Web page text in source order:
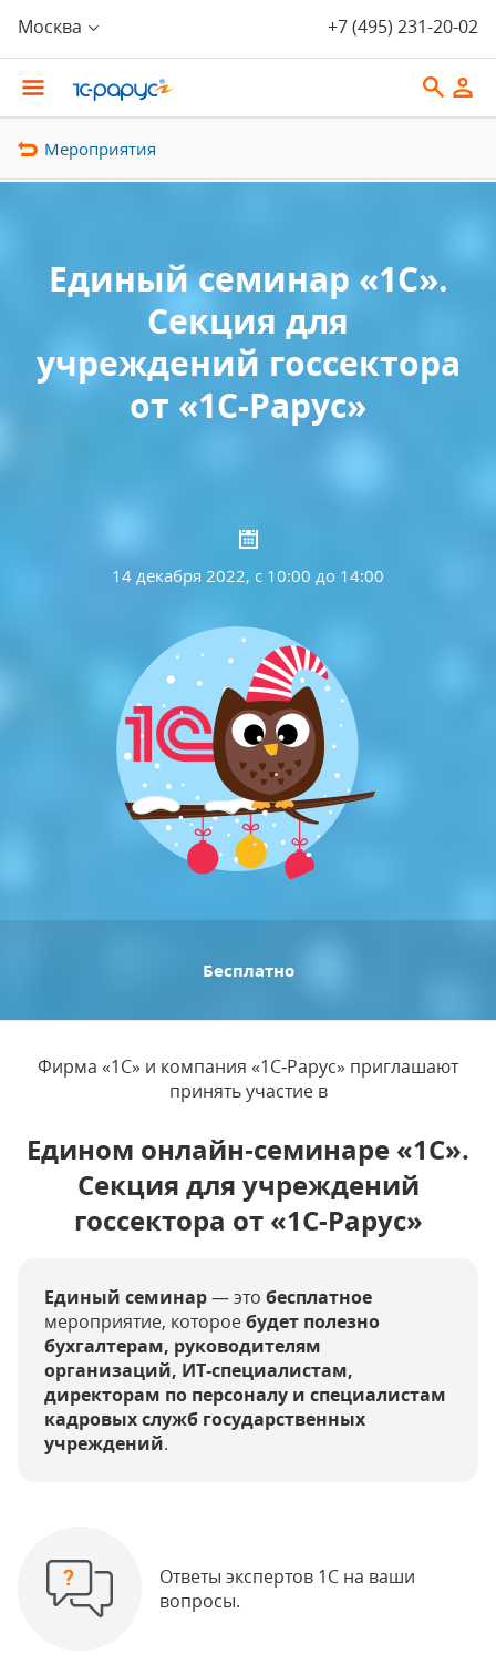
Москва +7 (495) 231-20-02
Мероприятия
Единый семинар «1С».
Секция для
учреждений госсектора
от «1С-Рарус»
14 декабря 2022, с 10:00 до 14:00
Бесплатно
Фирма «1С» и компания «1С‑Рарус» приглашают
принять участие в
Едином онлайн‑семинаре «1С».
Секция для учреждений
госсектора от «1С-Рарус»
Единый семинар— это бесплатное
мероприятие, котороебудет полезно
бухгалтерам, руководителям
организаций, ИТ‑специалистам,
директорам по персоналу и специалистам
кадровых служб государственных
учреждений.
Ответы экспертов 1С на ваши
вопросы.